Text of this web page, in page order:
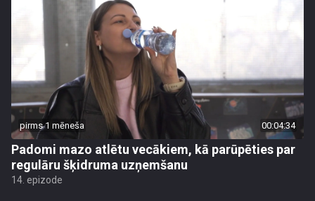
pirms 1 mēneša 00:04:34
Padomi mazo atlētu vecākiem, kā parūpēties par
regulāru šķidruma uzņemšanu
14. epizode